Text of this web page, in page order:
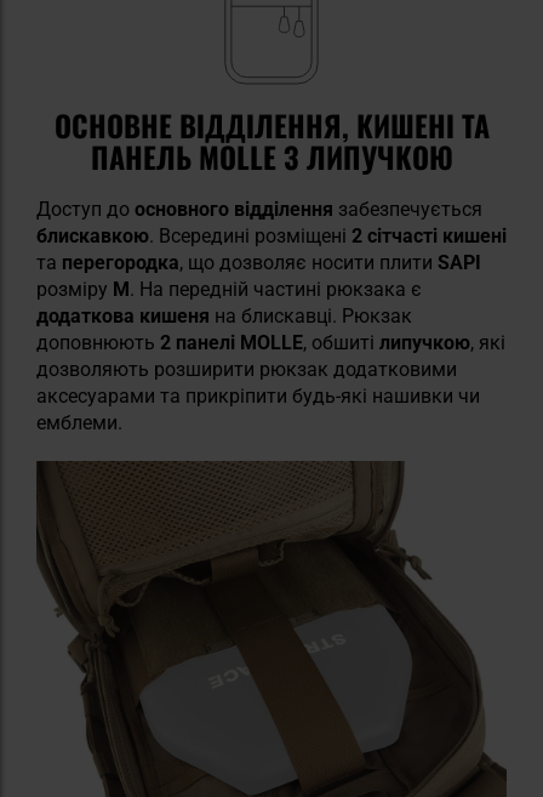
ОСНОВНЕ ВІДДІЛЕННЯ, КИШЕНІ ТА
ПАНЕЛЬ MOLLE З ЛИПУЧКОЮ
Доступ до основного відділення забезпечується
блискавкою. Всередині розміщені 2 сітчасті кишені
та перегородка, що дозволяє носити плити SAPI
розміру M. На передній частині рюкзака є
додаткова кишеня на блискавці. Рюкзак
доповнюють 2 панелі MOLLE, обшиті липучкою, які
дозволяють розширити рюкзак додатковими
аксесуарами та прикріпити будь-які нашивки чи
емблеми.